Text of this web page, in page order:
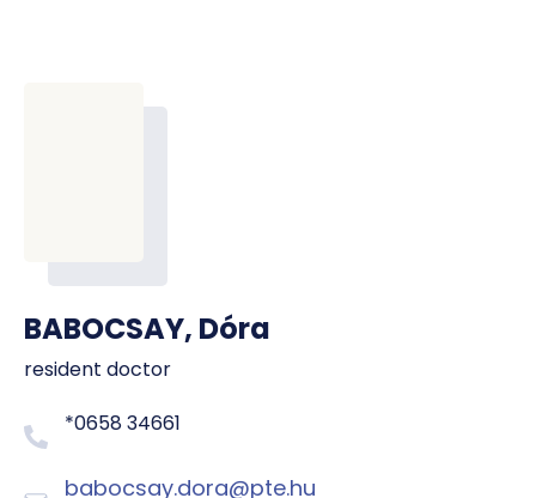
BABOCSAY, Dóra
resident doctor
*0658 34661
babocsay.dora@pte.hu